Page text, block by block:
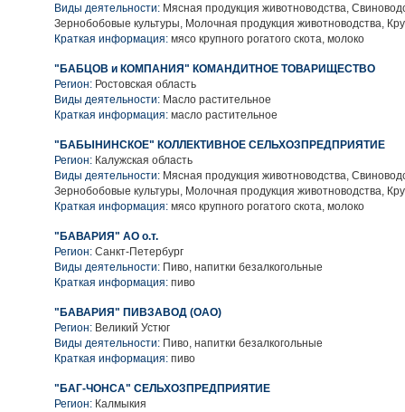
Виды деятельности: Мясная продукция животноводства,
Зернобобовые культуры, Молочная продукция животноводства,
Краткая информация: мясо крупного рогатого скота, молоко
"БАБЦОВ и КОМПАНИЯ" КОМАНДИТНОЕ ТОВАРИЩЕСТВО
Регион: Ростовская область
Виды деятельности: Масло растительное
Краткая информация: масло растительное
"БАБЫНИНСКОЕ" КОЛЛЕКТИВНОЕ СЕЛЬХОЗПРЕДПРИЯТИЕ
Регион: Калужская область
Виды деятельности: Мясная продукция животноводства,
Зернобобовые культуры, Молочная продукция животноводства,
Краткая информация: мясо крупного рогатого скота, молоко
"БАВАРИЯ" АО о.т.
Регион: Санкт-Петербург
Виды деятельности: Пиво, напитки безалкогольные
Краткая информация: пиво
"БАВАРИЯ" ПИВЗАВОД (ОАО)
Регион: Великий Устюг
Виды деятельности: Пиво, напитки безалкогольные
Краткая информация: пиво
"БАГ-ЧОНСА" СЕЛЬХОЗПРЕДПРИЯТИЕ
Регион: Калмыкия